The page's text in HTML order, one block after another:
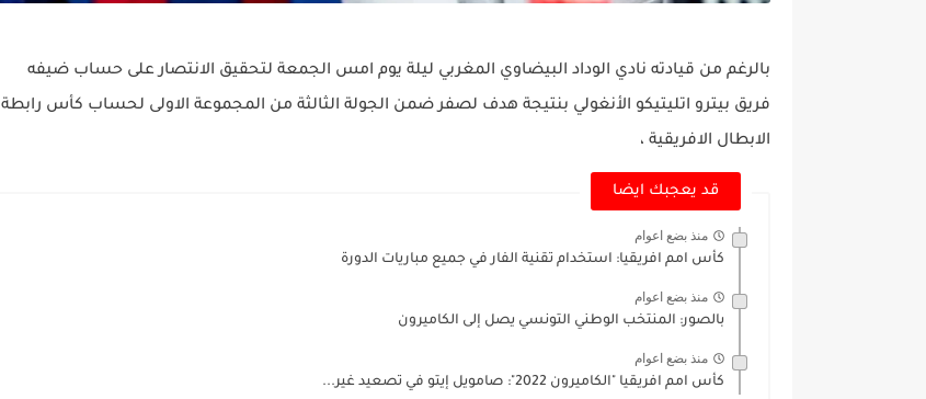
بالرغم من قيادته نادي الوداد البيضاوي المغربي ليلة يوم امس الجمعة لتحقيق الانتصار على حساب ضيفه
فريق بيترو اتليتيكو الأنغولي بنتيجة هدف لصفر ضمن الجولة الثالثة من المجموعة الاولى لحساب كأس رابطة
الابطال الافريقية ،
قد يعجبك ايضا
منذ بضع اعوام
كأس امم افريقيا: استخدام تقنية الفار في جميع مباريات الدورة
منذ بضع اعوام
بالصور: المنتخب الوطني التونسي يصل إلى الكاميرون
منذ بضع اعوام
كأس امم افريقيا "الكاميرون 2022": صامويل إيتو في تصعيد غير...